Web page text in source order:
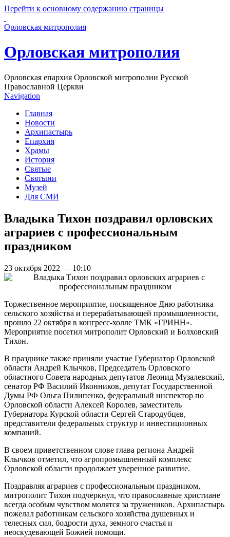
Перейти к основному содержанию страницы
Орловская митрополия
Орловская митрополия
Орловская епархия Орловской митрополии Русской
Православной Церкви
Navigation
Главная
Новости
Архипастырь
Епархия
Храмы
История
Святые
Святыни
Музей
Для СМИ
Владыка Тихон поздравил орловских
аграриев с профессиональным
праздником
23 октября 2022 — 10:10
Торжественное мероприятие, посвященное Дню работника
сельского хозяйства и перерабатывающей промышленности,
прошло 22 октября в конгресс-холле ТМК «ГРИНН».
Мероприятие посетил митрополит Орловский и Болховский
Тихон.
В празднике также приняли участие Губернатор Орловской
области Андрей Клычков, Председатель Орловского
областного Совета народных депутатов Леонид Музалевский,
сенатор РФ Василий Иконников, депутат Государственной
Думы РФ Ольга Пилипенко, федеральный инспектор по
Орловской области Алексей Королев, заместитель
Губернатора Курской области Сергей Стародубцев,
представители федеральных структур и инвестиционных
компаний.
В своем приветственном слове глава региона Андрей
Клычков отметил, что агропромышленный комплекс
Орловской области продолжает уверенное развитие.
Поздравляя аграриев с профессиональным праздником,
митрополит Тихон подчеркнул, что православные христиане
всегда особым чувством молятся за тружеников. Архипастырь
пожелал работникам сельского хозяйства душевных и
телесных сил, бодрости духа, земного счастья и
неоскудевающей Божией помощи.